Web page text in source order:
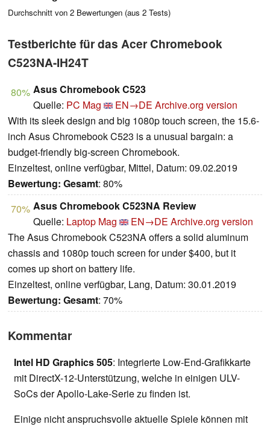
Durchschnitt von 2 Bewertungen (aus 2 Tests)
Testberichte für das Acer Chromebook
C523NA-IH24T
80% Asus Chromebook C523
Quelle: PC Mag EN→DE Archive.org version
With its sleek design and big 1080p touch screen, the 15.6-
inch Asus Chromebook C523 is a unusual bargain: a
budget-friendly big-screen Chromebook.
Einzeltest, online verfügbar, Mittel, Datum: 09.02.2019
Bewertung: Gesamt: 80%
70% Asus Chromebook C523NA Review
Quelle: Laptop Mag EN→DE Archive.org version
The Asus Chromebook C523NA offers a solid aluminum
chassis and 1080p touch screen for under $400, but it
comes up short on battery life.
Einzeltest, online verfügbar, Lang, Datum: 30.01.2019
Bewertung: Gesamt: 70%
Kommentar
Intel HD Graphics 505: Integrierte Low-End-Grafikkarte
mit DirectX-12-Unterstützung, welche in einigen ULV-
SoCs der Apollo-Lake-Serie zu finden ist.
Einige nicht anspruchsvolle aktuelle Spiele können mit